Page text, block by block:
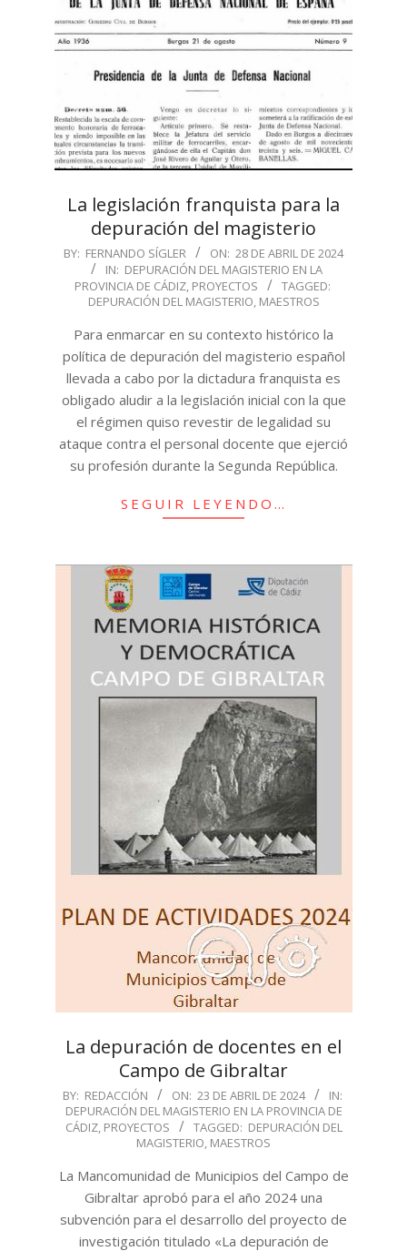
La legislación franquista para la
depuración del magisterio
2024-
BY: FERNANDO SÍGLER ON: 28 DE ABRIL DE 2024
IN: DEPURACIÓN DEL MAGISTERIO EN LA
PROVINCIA DE CÁDIZ, PROYECTOS
TAGGED:
DEPURACIÓN DEL MAGISTERIO MAESTROS
Para enmarcar en su contexto histórico la
política de depuración del magisterio español
llevada a cabo por la dictadura franquista es
obligado aludir a la legislación inicial con la que
el régimen quiso revestir de legalidad su
ataque contra el personal docente que ejerció
su profesión durante la Segunda República.
SEGUIR LEYENDO…
La depuración de docentes en el
Campo de Gibraltar
2024-
04-
23
BY: REDACCIÓN ON: 23 DE ABRIL DE 2024
IN:
DEPURACIÓN DEL MAGISTERIO EN LA PROVINCIA DE
CÁDIZ, PROYECTOS TAGGED: DEPURACIÓN DEL
MAGISTERIO MAESTROS
La Mancomunidad de Municipios del Campo de
Gibraltar aprobó para el año 2024 una
subvención para el desarrollo del proyecto de
investigación titulado «La depuración de